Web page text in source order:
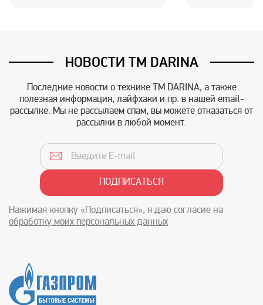
НОВОСТИ TM DARINA
Последние новости о технике TM DARINA, а также
полезная информация, лайфхаки и пр. в нашей email-
рассылке. Мы не рассылаем спам, вы можете отказаться от
рассылки в любой момент.
Нажимая кнопку «Подписаться», я даю согласие на
обработку моих персональных данных